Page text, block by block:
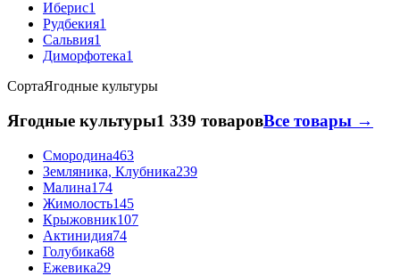
Иберис1
Рудбекия1
Сальвия1
Диморфотека1
СортаЯгодные культуры
Ягодные культуры1 339 товаровВсе товары →
Смородина463
Земляника, Клубника239
Малина174
Жимолость145
Крыжовник107
Актинидия74
Голубика68
Ежевика29